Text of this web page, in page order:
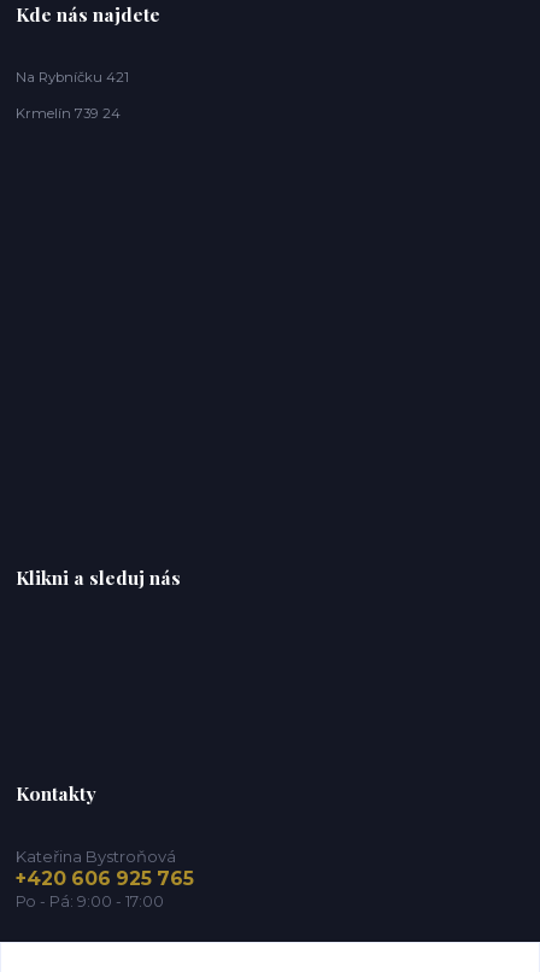
Kde nás najdete
Na Rybníčku 421
Krmelín 739 24
Klikni a sleduj nás
Kontakty
Kateřina Bystroňová
+420 606 925 765
Po - Pá: 9:00 - 17:00